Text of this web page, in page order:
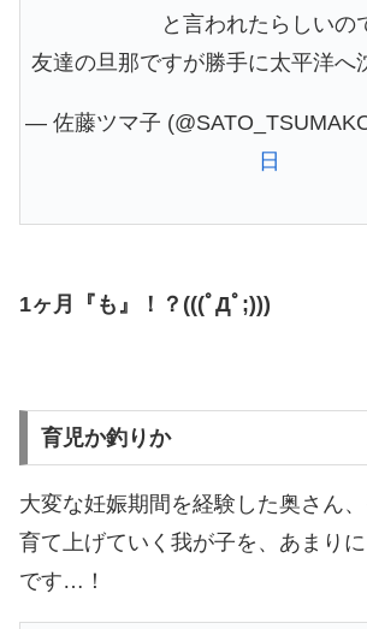
と言われたらしいの
友達の旦那ですが勝手に太平洋へ
— 佐藤ツマ子
日
1ヶ月『も』！？(((ﾟДﾟ;)))
育児か釣りか
大変な妊娠期間を経験した奥さん
育て上げていく我が子を、あまり
です…！